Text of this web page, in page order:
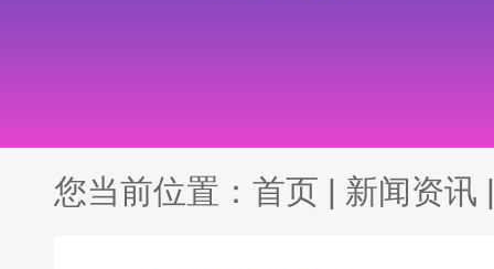
您当前位置： 首页 | 新闻资讯 |